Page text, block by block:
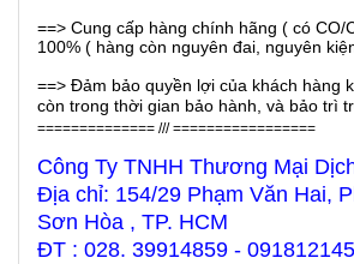
==> Cung cấp hàng chính hãng ( có CO/
100% ( hàng còn nguyên đai, nguyên
==> Đảm bảo quyền lợi của khách hàng
còn trong thời gian bảo hành, và bảo trì
============== /// =================
Công Ty TNHH Thương Mại
Địa chỉ: 154/29 Phạm Văn Hai,
Sơn Hòa , TP. HCM
ĐT : 028. 39914859 -